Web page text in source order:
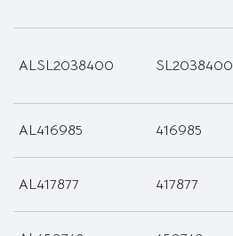
ALSL2038400 SL2038400
AL416985 416985
AL417877 417877